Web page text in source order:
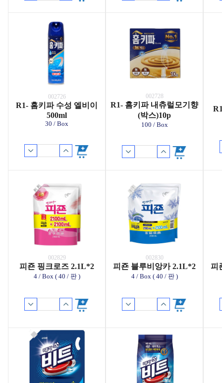
002726
R1- 홈키파 수성 엘비이
500ml
30 / Box
002728
R1- 홈키파 내츄럴모기향
(박스)10p
100 / Box
002829
피죤 핑크로즈 2.1L*2
4 / Box ( 40 / 판 )
002830
피죤 블루비앙카 2.1L*2
4 / Box ( 40 / 판 )
피